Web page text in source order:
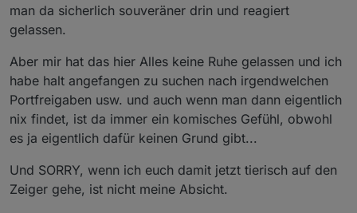
man da sicherlich souveräner drin und reagiert
gelassen.
Aber mir hat das hier Alles keine Ruhe gelassen und ich
habe halt angefangen zu suchen nach irgendwelchen
Portfreigaben usw. und auch wenn man dann eigentlich
nix findet, ist da immer ein komisches Gefühl, obwohl
es ja eigentlich dafür keinen Grund gibt...
Und SORRY, wenn ich euch damit jetzt tierisch auf den
Zeiger gehe, ist nicht meine Absicht.